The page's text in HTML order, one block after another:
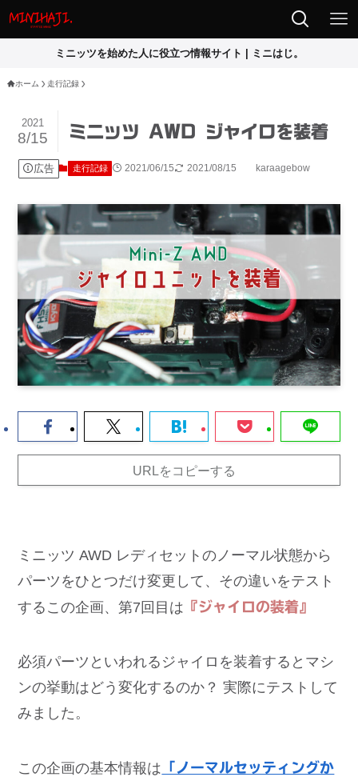
ミニッツを始めた人に役立つ情報サイト | ミニはじ。
ホーム 走行記録
ミニッツ AWD ジャイロを装着
2021
8/15
広告 走行記録 2021/06/15 2021/08/15 karaagebow
URLをコピーする
ミニッツ AWD レディセットのノーマル状態から
パーツをひとつだけ変更して、その違いをテスト
するこの企画、第7回目は 『ジャイロの装着』
必須パーツといわれるジャイロを装着するとマシ
ンの挙動はどう変化するのか？ 実際にテストして
みました。
この企画の基本情報は 「ノーマルセッティングか